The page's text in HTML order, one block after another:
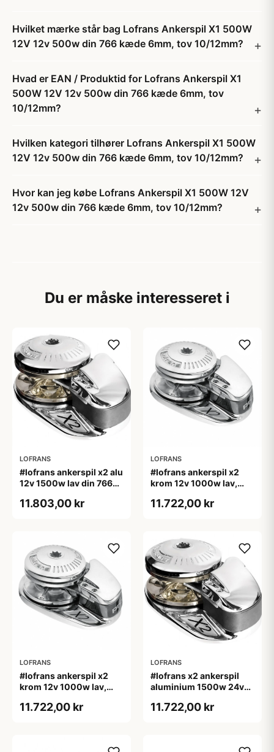
Hvilket mærke står bag Lofrans Ankerspil X1 500W
12V 12v 500w din 766 kæde 6mm, tov 10/12mm?
Hvad er EAN / Produktid for Lofrans Ankerspil X1
500W 12V 12v 500w din 766 kæde 6mm, tov
10/12mm?
Hvilken kategori tilhører Lofrans Ankerspil X1 500W
12V 12v 500w din 766 kæde 6mm, tov 10/12mm?
Hvor kan jeg købe Lofrans Ankerspil X1 500W 12V
12v 500w din 766 kæde 6mm, tov 10/12mm?
Du er måske interesseret i
LOFRANS
#lofrans ankerspil x2 alu
12v 1500w lav din 766
11.803,00 kr
LOFRANS
#lofrans ankerspil x2
krom 12v 1000w lav,
11.722,00 kr
LOFRANS
#lofrans ankerspil x2
krom 12v 1000w lav,
11.722,00 kr
LOFRANS
#lofrans x2 ankerspil
aluminium 1500w 24v
11.722,00 kr